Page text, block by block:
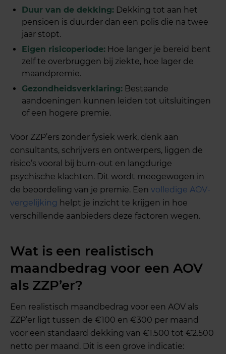
Duur van de dekking: Dekking tot aan het
pensioen is duurder dan een polis die na twee
jaar stopt.
Eigen risicoperiode: Hoe langer je bereid bent
zelf te overbruggen bij ziekte, hoe lager de
maandpremie.
Gezondheidsverklaring: Bestaande
aandoeningen kunnen leiden tot uitsluitingen
of een hogere premie.
Voor ZZP’ers zonder fysiek werk, denk aan
consultants, schrijvers en ontwerpers, liggen de
risico’s vooral bij burn-out en langdurige
psychische klachten. Dit wordt meegewogen in
de beoordeling van je premie. Eenvolledige AOV-
vergelijking helpt je inzicht te krijgen in hoe
verschillende aanbieders deze factoren wegen.
Wat is een realistisch
maandbedrag voor een AOV
als ZZP’er?
Een realistisch maandbedrag voor een AOV als
ZZP’er ligt tussen de €100 en €300 per maand
voor een standaard dekking van €1.500 tot €2.500
netto per maand. Dit is een grove indicatie: